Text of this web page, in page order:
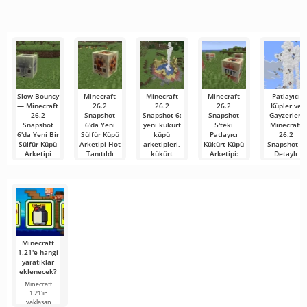
sağlayan
Slow Bouncy
— Minecraft
26.2
Snapshot
6'da Yeni Bir
Sülfür Küpü
Arketipi
Minecraft
26.2
Snapshot
6'da Yeni
Sülfür Küpü
Arketipi Hot
Tanıtıldı
Minecraft
26.2
Snapshot 6:
yeni kükürt
küpü
arketipleri,
kükürt
Minecraft
26.2
Snapshot
5'teki
Patlayıcı
Kükürt Küpü
Arketipi:
Patlayıcı
Küpler ve
Gayzerler:
Minecraft
26.2
Snapshot 5
Detaylı
Minecraft
1.21'e hangi
yaratıklar
eklenecek?
Minecraft
1.21'in
yaklaşan